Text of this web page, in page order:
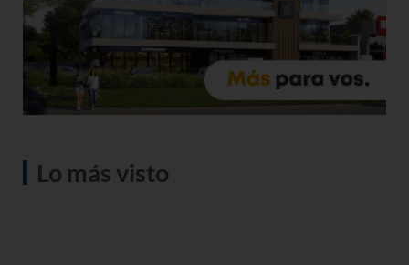
Lo más visto